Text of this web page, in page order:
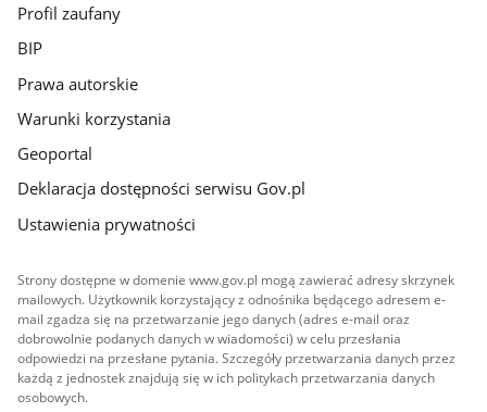
Profil zaufany
BIP
Prawa autorskie
Warunki korzystania
Geoportal
Deklaracja dostępności serwisu Gov.pl
Ustawienia prywatności
Strony dostępne w domenie www.gov.pl mogą zawierać adresy skrzynek
mailowych. Użytkownik korzystający z odnośnika będącego adresem e-
mail zgadza się na przetwarzanie jego danych (adres e-mail oraz
dobrowolnie podanych danych w wiadomości) w celu przesłania
odpowiedzi na przesłane pytania. Szczegóły przetwarzania danych przez
każdą z jednostek znajdują się w ich politykach przetwarzania danych
osobowych.